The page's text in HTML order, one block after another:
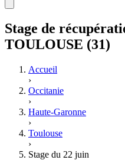
Stage de
TOULOUSE (31)
Accueil
›
Occitanie
›
Haute-Garonne
›
Toulouse
›
Stage du 22 juin